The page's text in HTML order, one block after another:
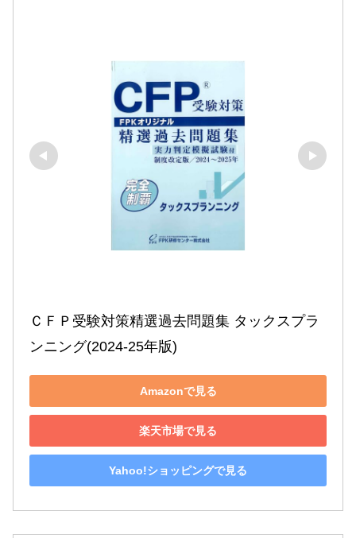
ＣＦＰ受験対策精選過去問題集 タックスプラ
ンニング(2024-25年版)
Amazonで見る
楽天市場で見る
Yahoo!ショッピングで見る